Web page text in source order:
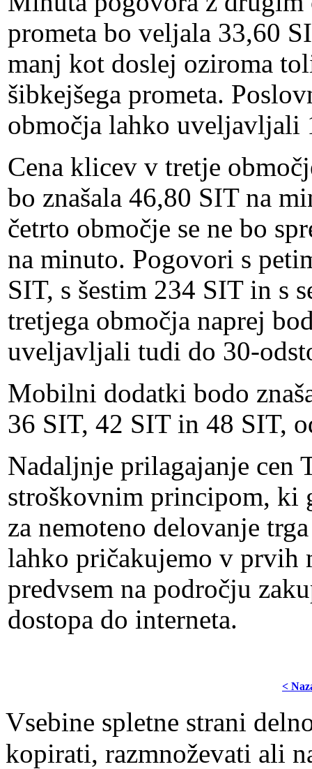
prometa bo veljala 33,60
manj kot doslej oziroma
šibkejšega prometa.
območja lahko uveljavljali
Cena klicev v tretje
bo znašala 46,80 SIT na
četrto območje se ne bo
na minuto. Pogovori s
SIT, s šestim 234 SIT in s
tretjega območja naprej
uveljavljali tudi do 30-
Mobilni dodatki bodo
36 SIT, 42 SIT in 48 SIT,
Nadaljnje prilagajanje cen
stroškovnim principom, ki
za nemoteno delovanje
lahko pričakujemo v prvih
predvsem na področju
dostopa do interneta.
<
Vsebine spletne strani
kopirati, razmnoževati ali